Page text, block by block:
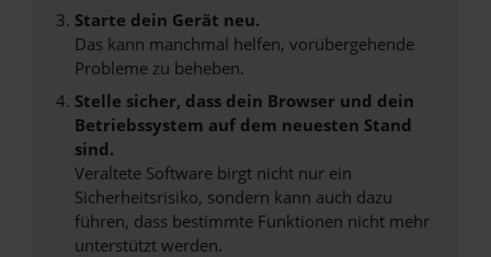
Starte dein Gerät neu.
Das kann manchmal helfen, vorübergehende
Probleme zu beheben.
Stelle sicher, dass dein Browser und dein
Betriebssystem auf dem neuesten Stand
sind.
Veraltete Software birgt nicht nur ein
Sicherheitsrisiko, sondern kann auch dazu
führen, dass bestimmte Funktionen nicht mehr
unterstützt werden.